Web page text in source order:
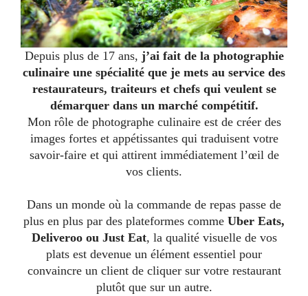
Depuis plus de 17 ans, j’ai fait de la photographie
culinaire une spécialité que je mets au service des
restaurateurs, traiteurs et chefs qui veulent se
démarquer dans un marché compétitif.
Mon rôle de photographe culinaire est de créer des
images fortes et appétissantes qui traduisent votre
savoir-faire et qui attirent immédiatement l’œil de
vos clients.
Dans un monde où la commande de repas passe de
plus en plus par des plateformes comme Uber Eats,
Deliveroo ou Just Eat, la qualité visuelle de vos
plats est devenue un élément essentiel pour
convaincre un client de cliquer sur votre restaurant
plutôt que sur un autre.